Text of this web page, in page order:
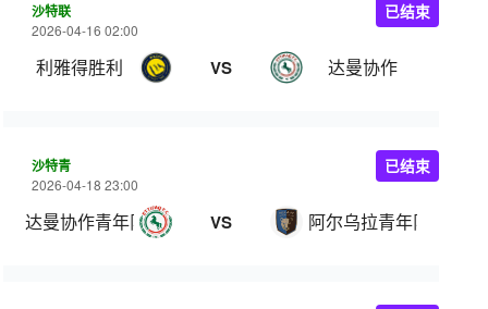
沙特联
2026-04-16 02:00
利雅得胜利 VS 达曼协作
已结束
沙特青
2026-04-18 23:00
达曼协作青年队 VS 阿尔乌拉青年队
已结束